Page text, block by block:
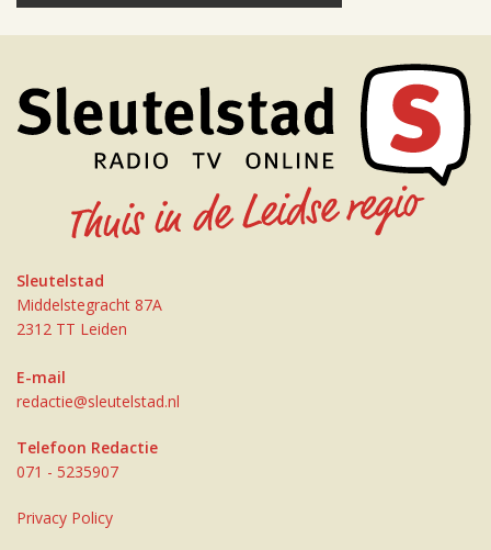
Sleutelstad
Middelstegracht 87A
2312 TT Leiden
E-mail
redactie@sleutelstad.nl
Telefoon Redactie
071 - 5235907
Privacy Policy